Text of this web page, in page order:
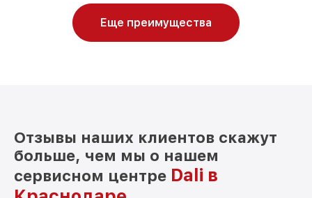
Еще преимущества
Отзывы наших клиентов скажут
больше, чем мы о нашем
сервисном центре Dali в